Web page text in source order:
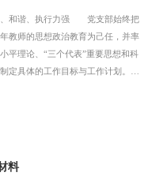
、和谐、执行力强 党支部始终把
教师的思想政治教育为己任，并率
平理论、“三个代表”重要思想和科
定具体的工作目标与工作计划。
料